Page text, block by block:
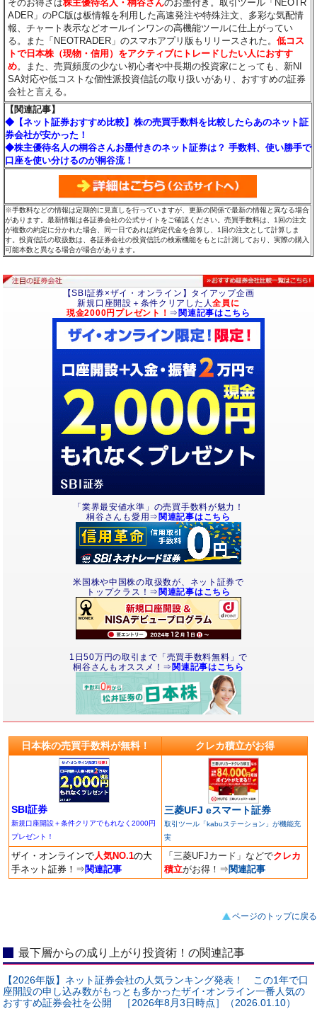
そのお得さは株主優待名人・桐谷さんのお墨付き。取引ツール「NEOTR
ADER」のPC版は板情報を利用した高速発注や特殊注文、多彩な気配情
報、チャート表示などオールインワンの高機能ツールに仕上がってい
る。また「NEOTRADER」のスマホアプリ版もリリースされた。低コス
トで日本株（現物・信用）をアクティブにトレードしたい人におすす
め。また、売買頻度の少ない初心者や中長期の投資家にとっても、新NI
SA対応や低コストな個性派投資信託の取り扱いがあり、おすすめの証券
会社と言える。
【関連記事】
◆【ネット証券おすすめ比較】株の売買手数料を比較したらあのネット証
券会社が安かった！
◆株主優待名人の桐谷さんお墨付きのネット証券は？ 手数料、使い勝手で
口座を使い分けるのが桐谷流！
※手数料などの情報は定期的に見直しを行っていますが、更新の関係で最新の情報と異なる場合
があります。最新情報は各証券会社の公式サイトをご確認ください。売買手数料は、1回の注文
が複数の約定に分かれた場合、同一日であれば約定代金を合算し、1回の注文として計算しま
す。投資信託の取扱数は、各証券会社の投資信託の検索機能をもとに計測しており、実際の購入
可能本数と異なる場合が場合があります。
【SBI証券×ザイ・オンライン】タイアップ企画
新規口座開設＋条件クリアした人全員に
現金2000円プレゼント！ ⇒ 関連記事はこちら
「業界最安値水準」の売買手数料が魅力！
桐谷さんも愛用⇒ 関連記事はこちら
米国株や中国株の取扱数が、ネット証券で
トップクラス！⇒ 関連記事はこちら
1日50万円の取引まで「売買手数料無料」で
桐谷さんもオススメ！⇒ 関連記事はこちら
日本株の売買手数料が無料！ クレカ積立がお得
SBI証券
新規口座開設＋条件クリアでもれなく2000円
プレゼント！
三菱UFJ eスマート証券
取引ツール「kabuステーション」が機能充
実
ザイ・オンラインで人気NO.1の大
手ネット証券！ ⇒ 関連記事
「三菱UFJカード」などでクレカ
積立がお得！ ⇒ 関連記事
ページのトップに戻る
最下層からの成り上がり投資術！の関連記事
【2026年版】ネット証券会社の人気ランキング発表！ この1年で口
座開設の申し込み数がもっとも多かったザイ･オンライン一番人気の
おすすめ証券会社を公開 ［2026年8月3日時点］（2026.01.10）